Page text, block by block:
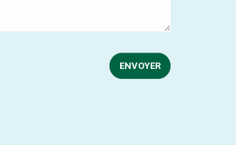
ENVOYER